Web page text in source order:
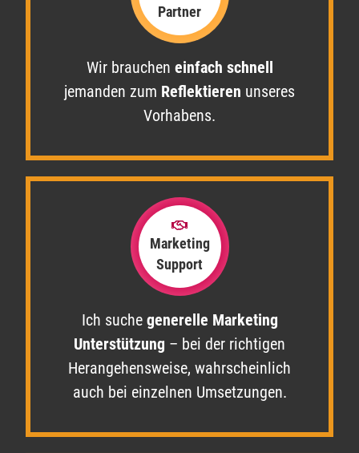
Partner
Wir brauchen einfach schnell
jemanden zum Reflektieren unseres
Vorhabens.​
Marketing
Support
Ich suche generelle Marketing
Unterstützung – bei der richtigen
Herangehensweise, wahrscheinlich
auch bei einzelnen Umsetzungen.​